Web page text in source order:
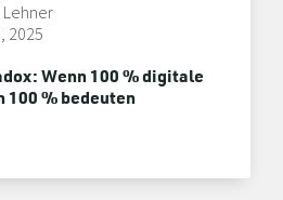
2025
Wenn 100 % digitale
100 % bedeuten